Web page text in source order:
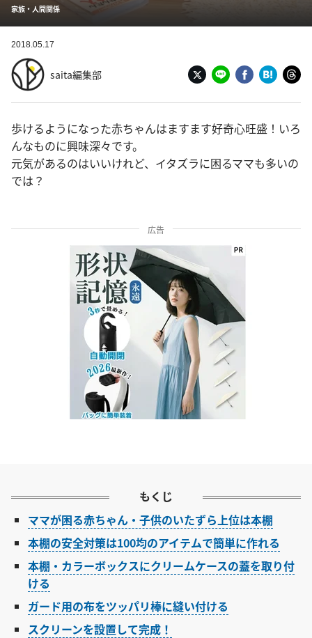
家族・人間関係
2018.05.17
saita編集部
歩けるようになった赤ちゃんはますます好奇心旺盛！いろ
んなものに興味深々です。
元気があるのはいいけれど、イタズラに困るママも多いの
では？
広告
もくじ
ママが困る赤ちゃん・子供のいたずら上位は本棚
本棚の安全対策は100均のアイテムで簡単に作れる
本棚・カラーボックスにクリームケースの蓋を取り付
ける
ガード用の布をツッパリ棒に縫い付ける
スクリーンを設置して完成！